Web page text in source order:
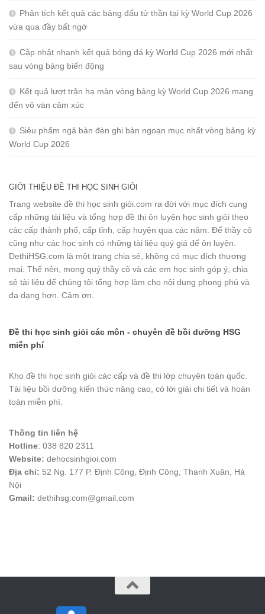
Phân tích kết quả các bảng đấu tử thần tại kỳ World Cup 2026
vừa qua đầy bất ngờ
Cập nhật nhanh kết quả bóng đá kỳ World Cup 2026 mới nhất
sau vòng bảng biến động
Kết quả lượt trận hạ màn vòng bảng kỳ World Cup 2026 mang
đến vô vàn cảm xúc
Siêu phẩm ngả bàn đèn ghi bàn ngoạn mục nhất vòng bảng kỳ
World Cup 2026
GIỚI THIỆU ĐỀ THI HỌC SINH GIỎI
Trang website đề thi học sinh giỏi.com ra đời với mục đích cung
cấp những tài liệu và tổng hợp đề thi ôn luyện học sinh giỏi theo
các cấp thành phố, cấp tỉnh, cấp huyện qua các năm. Để thầy cô
cũng như các học sinh có những tài liệu quý giá để ôn luyện.
DethiHSG.com là một trang chia sẻ, không có mục đích thương
mại. Thế nên, mong quý thầy cô và các em học sinh góp ý, chia
sẻ tài liệu để chúng tôi tổng hợp làm cho nội dung phong phú và
đa dạng hơn. Cảm ơn.
Đề thi học sinh giỏi các môn - chuyên đề bồi dưỡng HSG
miễn phí
Kho đề thi học sinh giỏi các cấp và đề thi lớp chuyên toàn quốc.
Tài liệu bồi dưỡng kiến thức nâng cao, có lời giải chi tiết và hoàn
toàn miễn phí.
Thông tin liên hệ
Hotline: 038 820 2311
Website: dehocsinhgioi.com
Địa chỉ: 52 Ng. 177 P. Định Công, Định Công, Thanh Xuân, Hà
Nội
Gmail: dethihsg.com@gmail.com